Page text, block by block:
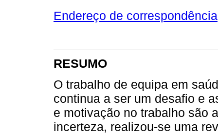
Endereço de correspondência
RESUMO
O trabalho de equipa em
continua a ser um desafio e
e motivação no trabalho são
incerteza, realizou-se uma